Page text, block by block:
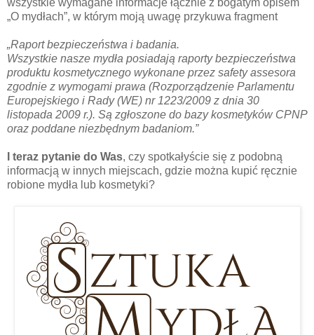
wszystkie wymagane informacje łącznie z bogatym opisem
„O mydłach”, w którym moją uwagę przykuwa fragment
„Raport bezpieczeństwa i badania.
Wszystkie nasze mydła posiadają raporty bezpieczeństwa
produktu kosmetycznego wykonane przez safety assesora
zgodnie z wymogami prawa (Rozporządzenie Parlamentu
Europejskiego i Rady (WE) nr 1223/2009 z dnia 30
listopada 2009 r.). Są zgłoszone do bazy kosmetyków CPNP
oraz poddane niezbędnym badaniom.”
I teraz pytanie do Was, czy spotkałyście się z podobną
informacją w innych miejscach, gdzie można kupić ręcznie
robione mydła lub kosmetyki?